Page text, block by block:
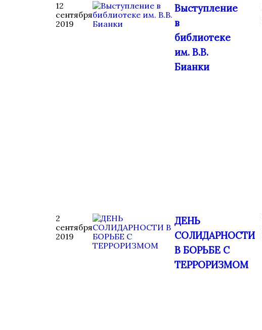
12
сентября
2019
Выступление
в
библиотеке
им. В.В.
Бианки
2
сентября
2019
ДЕНЬ
СОЛИДАРНОСТИ
В БОРЬБЕ С
ТЕРРОРИЗМОМ